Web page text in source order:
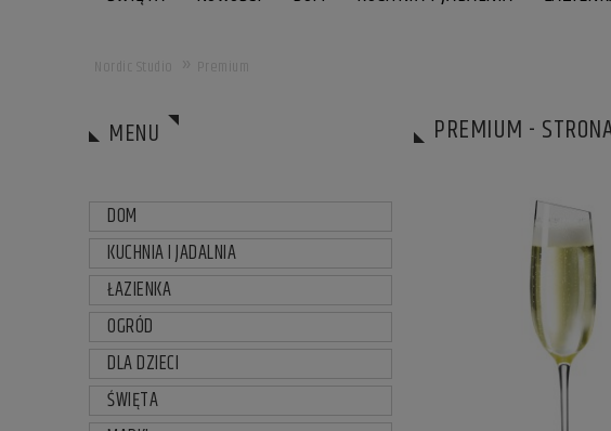
MENU
DOM
KUCHNIA I JADALNIA
ŁAZIENKA
OGRÓD
DLA DZIECI
ŚWIĘTA
PREMIUM -